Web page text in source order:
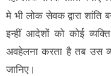
मे भी लोक सेवक द्वारा
इन्हीं आदेशों को कोई
अवहेलना करता है तब उस
जानिए।